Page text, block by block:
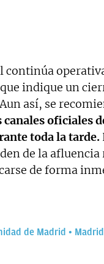
continúa
indique un
así, se
canales oficiales
toda la tarde.
de la afluencia
de forma
de Madrid Madrid